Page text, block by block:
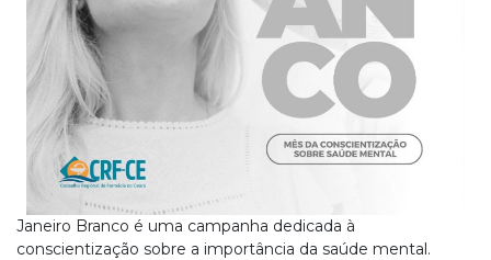
Janeiro Branco é uma campanha dedicada à
conscientização sobre a importância da saúde mental.